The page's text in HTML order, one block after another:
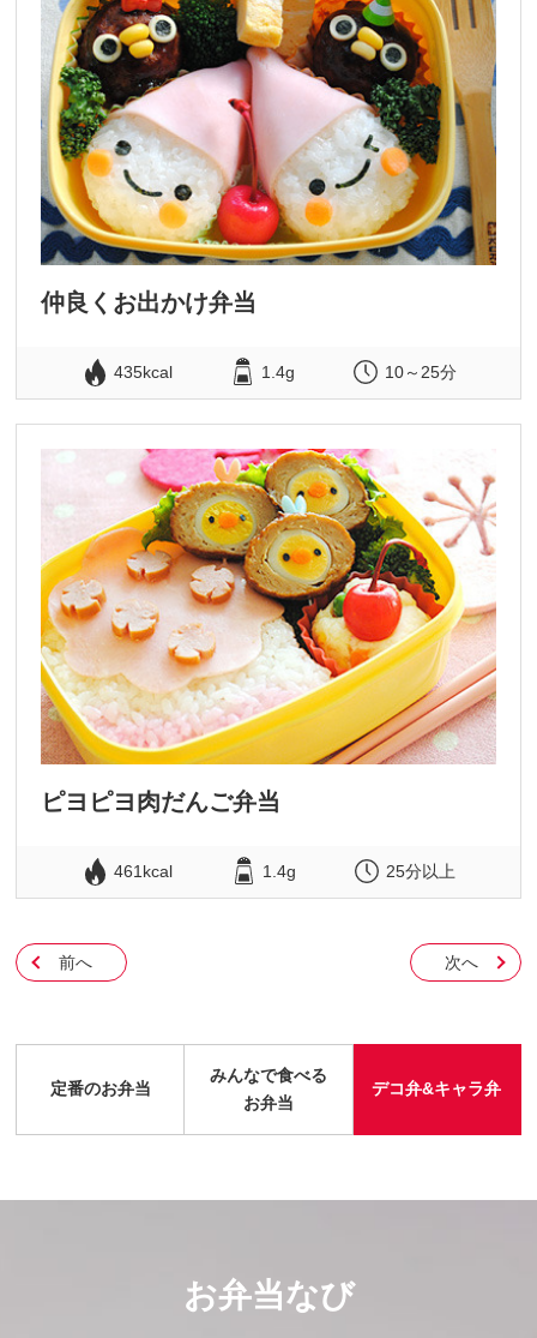
仲良くお出かけ弁当
435kcal 1.4g 10～25分
ピヨピヨ肉だんご弁当
461kcal 1.4g 25分以上
前へ 次へ
定番のお弁当
みんなで食べる
お弁当
デコ弁&キャラ弁
お弁当なび